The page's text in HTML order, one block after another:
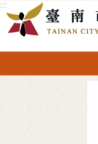
跳到主要內容區塊
:::
:::